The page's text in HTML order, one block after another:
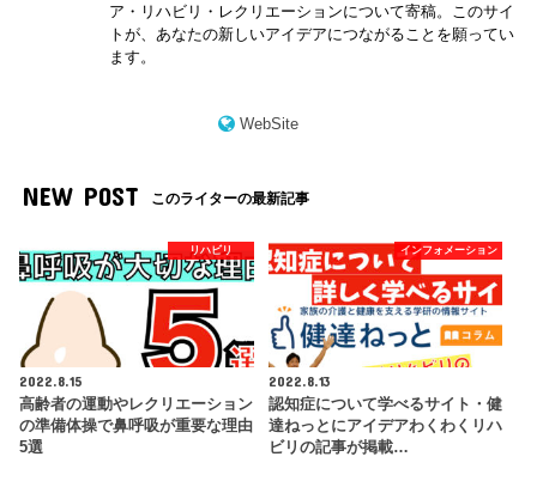
ア・リハビリ・レクリエーションについて寄稿。このサイ
トが、あなたの新しいアイデアにつながることを願ってい
ます。
WebSite
NEW POST このライターの最新記事
リハビリ
2022.8.15
高齢者の運動やレクリエーション
の準備体操で鼻呼吸が重要な理由
5選
インフォメーション
2022.8.13
認知症について学べるサイト・健
達ねっとにアイデアわくわくリハ
ビリの記事が掲載…